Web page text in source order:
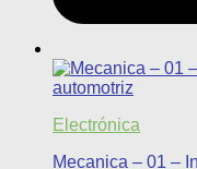
Electrónica
Mecanica – 01 –